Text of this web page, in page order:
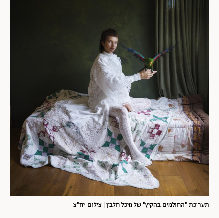
תערוכת "החולמים בהקיץ" של מיכל חלבין | צילום: יח"צ